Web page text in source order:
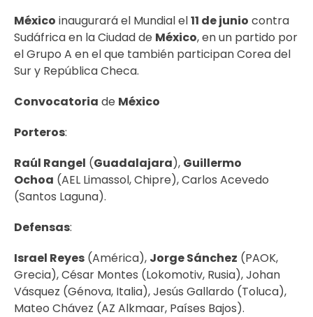
México inaugurará el Mundial el11 de junio contra
Sudáfrica en la Ciudad de México, en un partido por
el Grupo A en el que también participan Corea del
Sur y República Checa.
Convocatoria de México
Porteros:
Raúl Rangel (Guadalajara), Guillermo
Ochoa (AEL Limassol, Chipre), Carlos Acevedo
(Santos Laguna).
Defensas:
Israel Reyes (América), Jorge Sánchez (PAOK,
Grecia), César Montes (Lokomotiv, Rusia), Johan
Vásquez (Génova, Italia), Jesús Gallardo (Toluca),
Mateo Chávez (AZ Alkmaar, Países Bajos).